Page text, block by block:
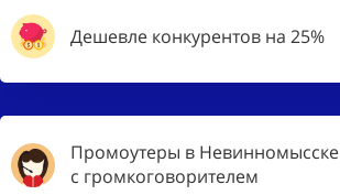
Дешевле конкурентов на 25%
Промоутеры в Невинномысске
с громкоговорителем